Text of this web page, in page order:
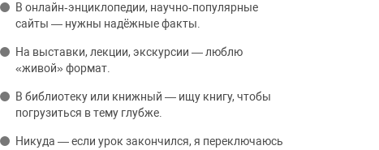
В онлайн‑энциклопедии, научно‑популярные
сайты — нужны надёжные факты.
На выставки, лекции, экскурсии — люблю
«живой» формат.
В библиотеку или книжный — ищу книгу, чтобы
погрузиться в тему глубже.
Никуда — если урок закончился, я переключаюсь